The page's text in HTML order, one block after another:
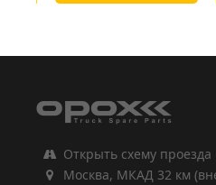
Открыть схему проезда
Москва, МКАД 32 км